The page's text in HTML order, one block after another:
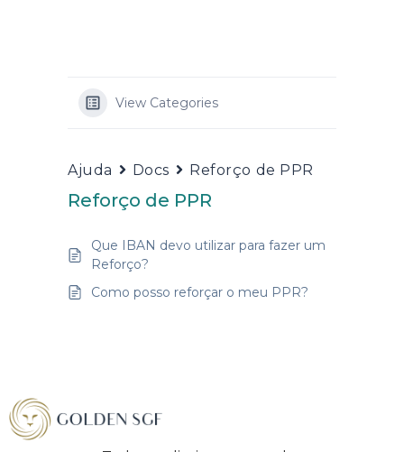
View Categories
Ajuda Docs Reforço de PPR
Reforço de PPR
Que IBAN devo utilizar para fazer um
Reforço?
Como posso reforçar o meu PPR?